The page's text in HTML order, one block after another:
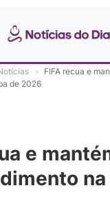
» FIFA recua e
de 2026
e
na